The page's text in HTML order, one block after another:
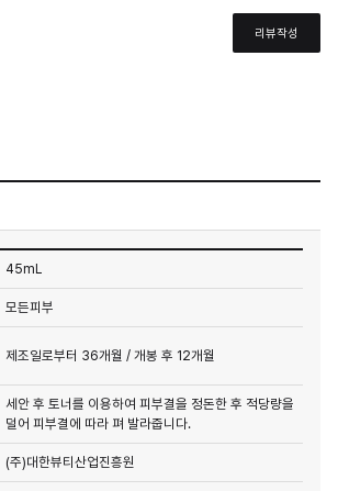
리뷰작성
45mL
모든피부
제조일로부터 36개월 / 개봉 후 12개월
세안 후 토너를 이용하여 피부결을 정돈한 후 적당량을
덜어 피부결에 따라 펴 발라줍니다.
(주)대한뷰티산업진흥원